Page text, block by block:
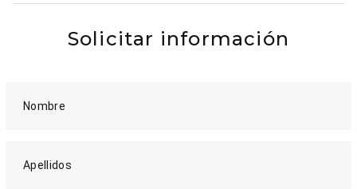
Solicitar información
Nombre
Apellidos